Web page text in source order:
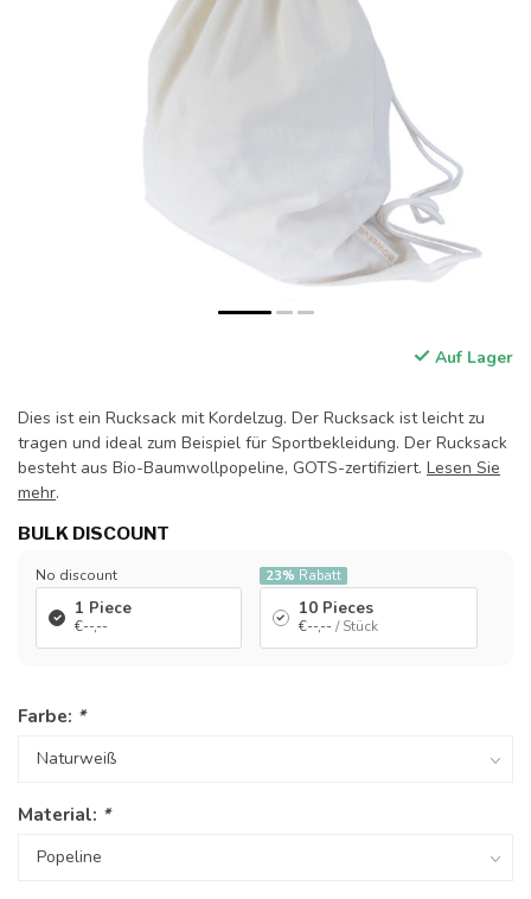
Auf Lager
Dies ist ein Rucksack mit Kordelzug. Der Rucksack ist leicht zu
tragen und ideal zum Beispiel für Sportbekleidung. Der Rucksack
besteht aus Bio-Baumwollpopeline, GOTS-zertifiziert. Lesen Sie
mehr.
BULK DISCOUNT
No discount
1 Piece
€--,--
23% Rabatt
10 Pieces
€--,-- / Stück
Farbe: *
Material: *